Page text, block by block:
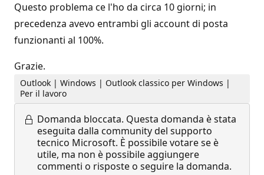
Questo problema ce l'ho da circa 10 giorni; in
precedenza avevo entrambi gli account di posta
funzionanti al 100%.
Grazie.
Outlook | Windows | Outlook classico per Windows |
Per il lavoro
Domanda bloccata. Questa domanda è stata
eseguita dalla community del supporto
tecnico Microsoft. È possibile votare se è
utile, ma non è possibile aggiungere
commenti o risposte o seguire la domanda.